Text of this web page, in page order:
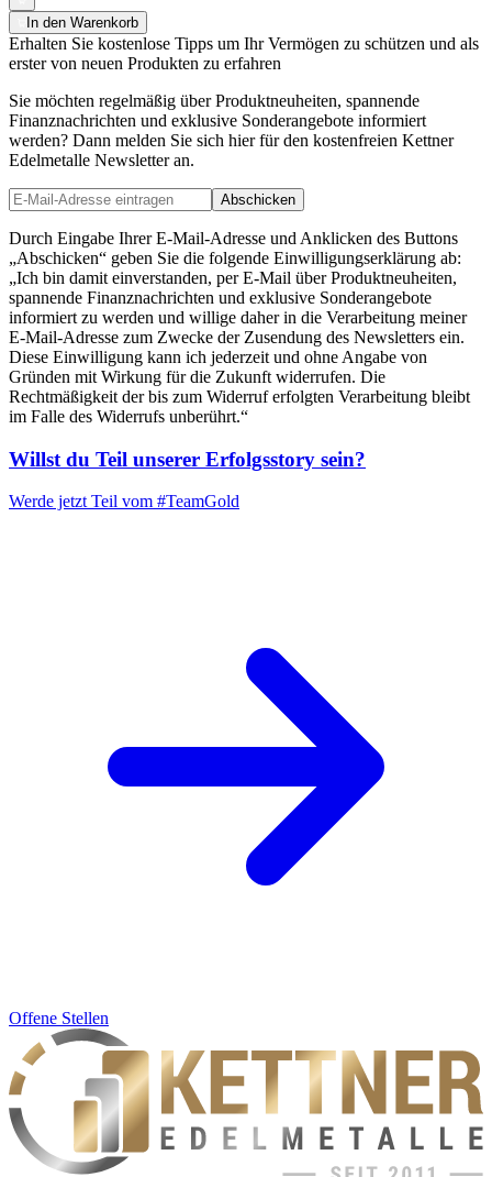
In den Warenkorb
Erhalten Sie kostenlose Tipps um Ihr Vermögen zu schützen und als
erster von neuen Produkten zu erfahren
Sie möchten regelmäßig über Produktneuheiten, spannende
Finanznachrichten und exklusive Sonderangebote informiert
werden? Dann melden Sie sich hier für den kostenfreien Kettner
Edelmetalle Newsletter an.
Abschicken
Durch Eingabe Ihrer E-Mail-Adresse und Anklicken des Buttons
„Abschicken“ geben Sie die folgende Einwilligungserklärung ab:
„Ich bin damit einverstanden, per E-Mail über Produktneuheiten,
spannende Finanznachrichten und exklusive Sonderangebote
informiert zu werden und willige daher in die Verarbeitung meiner
E-Mail-Adresse zum Zwecke der Zusendung des Newsletters ein.
Diese Einwilligung kann ich jederzeit und ohne Angabe von
Gründen mit Wirkung für die Zukunft widerrufen. Die
Rechtmäßigkeit der bis zum Widerruf erfolgten Verarbeitung bleibt
im Falle des Widerrufs unberührt.“
Willst du Teil unserer Erfolgsstory sein?
Werde jetzt Teil vom #TeamGold
Offene Stellen